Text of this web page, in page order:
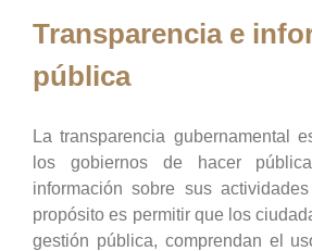
Transparencia e
pública
La transparencia gubernamental
los gobiernos de hacer
información sobre sus
propósito es permitir que los
gestión pública, comprendan el